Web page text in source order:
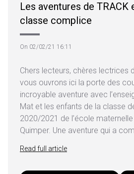
Les aventures de TRACK
classe complice
On 02/02/21 16:11
Chers lecteurs, chères lectrices
vous ouvrons ici la porte des
incroyable aventure avec
Mat et les enfants de la classe
2020/2021 de l’école
Quimper. Une aventure qui a
Read full article